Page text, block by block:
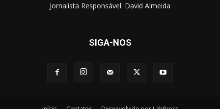
Jornalista Responsável: David Almeida
SIGA-NOS